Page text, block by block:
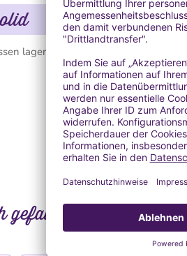
lagern.
gefallen